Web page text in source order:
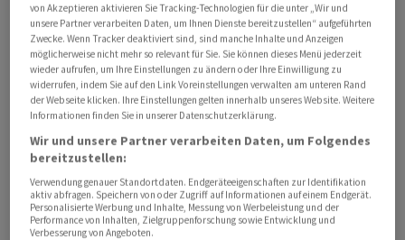
Die Lockerung des Kriegsmaterialgesetzes erlaube
einen «totalen Freipass» bei Exporten in 25 Länder,
darunter die USA, kritisiert das Komitee in einer
Mitteilung vom Freitag. Gleichzeitig verbiete sie explizit
die Lieferung von Waffen an die von Russland
angegriffene Ukraine. Diese «massive Lockerung der
bisherigen Regelungen» werde in diesem Punkt «ad
absurdum geführt».
Die Änderungen kämen nur der Rüstungsindustrie
von Akzeptieren aktivieren Sie Tracking-Technologien für die unter „Wir und
unsere Partner verarbeiten Daten, um Ihnen Dienste bereitzustellen“ aufgeführten
Zwecke. Wenn Tracker deaktiviert sind, sind manche Inhalte und Anzeigen
möglicherweise nicht mehr so relevant für Sie. Sie können dieses Menü jederzeit
wieder aufrufen, um Ihre Einstellungen zu ändern oder Ihre Einwilligung zu
widerrufen, indem Sie auf den Link Voreinstellungen verwalten am unteren Rand
der Webseite klicken. Ihre Einstellungen gelten innerhalb unseres Website. Weitere
Informationen finden Sie in unserer Datenschutzerklärung.
Wir und unsere Partner verarbeiten Daten, um Folgendes
bereitzustellen:
Verwendung genauer Standortdaten. Endgeräteeigenschaften zur Identifikation
aktiv abfragen. Speichern von oder Zugriff auf Informationen auf einem Endgerät.
Personalisierte Werbung und Inhalte, Messung von Werbeleistung und der
Performance von Inhalten, Zielgruppenforschung sowie Entwicklung und
Verbesserung von Angeboten.